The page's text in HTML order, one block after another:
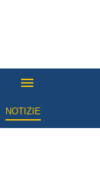
NOTIZIE